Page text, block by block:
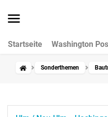
Startseite Washington
Sonderthemen